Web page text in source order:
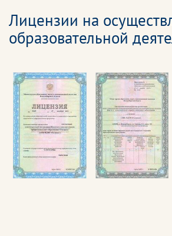
Лицензии на
образовательной